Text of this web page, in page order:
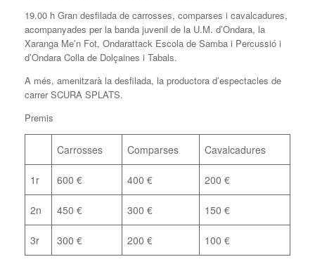
19.00 h Gran desfilada de carrosses, comparses i cavalcadures,
acompanyades per la banda juvenil de la U.M. d’Ondara, la
Xaranga Me’n Fot, Ondarattack Escola de Samba i Percussió i
d’Ondara Colla de Dolçaines i Tabals.
A més, amenitzarà la desfilada, la productora d’espectacles de
carrer SCURA SPLATS.
Premis
Carrosses Comparses Cavalcadures
1r 600 € 400 € 200 €
2n 450 € 300 € 150 €
3r 300 € 200 € 100 €